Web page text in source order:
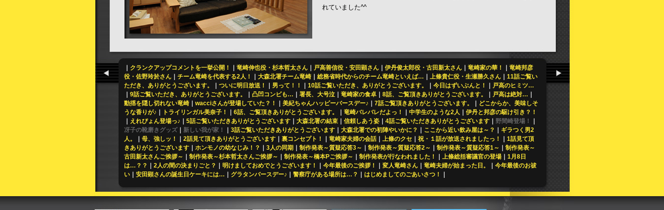
れていました^^
｜ クランクアップコメントを一挙公開！ ｜ 竜崎伸也役・杉本哲太さん ｜ 戸高善信役・安田顕さん ｜ 伊丹俊太郎役・古田新太さん ｜ 竜崎家の華！ ｜ 竜崎邦彦
役・佐野玲於さん ｜ チーム竜崎を代表する2人！ ｜ 大森北署チーム竜崎 ｜ 総務省時代からのチーム竜崎といえば… ｜ 上條貴仁役・生瀬勝久さん ｜ 11話ご覧い
ただき、ありがとうございます。
｜ ついに明日放送！ ｜ 男って！！ ｜ 10話ご覧いただき、ありがとうございます。 ｜ 今日はずいぶんと！ ｜ 戸高のヒミツ…
｜ 9話ご覧いただき、ありがとうございます。 ｜ 凸凹コンビも… ｜ 署長、大号泣 ｜ 竜崎家の食卓 ｜ 8話、ご覧頂きありがとうございます。 ｜ 戸高は絶対… ｜
動揺を隠し切れない竜崎 ｜ wacciさんが登場していた？！ ｜ 美紀ちゃんハッピーバースデー♪ ｜ 7話ご覧頂きありがとうございます。 ｜ どこからか、美味しそ
うな香りが♪ ｜ トライリンガル美奈子！ ｜ 6話、ご覧頂きありがとうございます。 ｜ 竜崎バレバレだよっ！ ｜ 中学生のような2人 ｜ 伊丹と邦彦の駆け引き？！
｜ えれぴょん登場っ♪ ｜ 5話ご覧いただきありがとうございます ｜ 大森北署の結束 ｜ 信頼しあう姿 ｜ 4話ご覧いただきありがとうございます ｜ 野間崎登場！
｜
冴子の靴磨きグッズ｜ 新しい我が家！ ｜ 3話ご覧いただきありがとうございます ｜ 大森北署での初陣やいかに？ ｜ ここから近い飲み屋は～？ ｜ ギラつく男2
人。
｜ 母、強しッ！ ｜ 2話見て頂きありがとうございます ｜ 裏コンセプト！ ｜ 竜崎家夫婦の会話 ｜ 上條のクセ ｜ 祝・１話が放送されましたっ！ ｜ 1話見て頂
きありがとうございます ｜ ホンモノの幼なじみ！？ ｜ 3人の同期 ｜ 制作発表～質疑応答3～ ｜ 制作発表～質疑応答2～ ｜ 制作発表～質疑応答1～ ｜ 制作発表～
古田新太さんご挨拶～ ｜ 制作発表～杉本哲太さんご挨拶～ ｜ 制作発表～橋本Pご挨拶～ ｜ 制作発表が行なわれました！ ｜ 上條総括審議官の登場 ｜ 1月8日
は…？？ ｜ 2人の間の決まりごと？ ｜ 明けましておめでとうございます！ ｜ 今年最後のご挨拶！ ｜ 変人竜崎さん ｜ 竜崎夫婦が始まった日。 ｜ 今年最後のお祓
い ｜ 安田顕さんの誕生日ケーキには… ｜ グラタンバースデー♪ ｜ 警察庁がある場所は…？ ｜ はじめましてのごあいさつ！ ｜